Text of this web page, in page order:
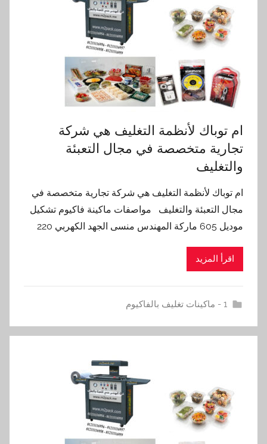
ام توباك لأنظمة التغليف هي شركة
تجارية متخصصة في مجال التعبئة
والتغليف
ام توباك لأنظمة التغليف هي شركة تجارية متخصصة في
مجال التعبئة والتغليف مواصفات ماكينة فاكيوم تشكيل
موديل 605 ماركة المهندس منسى الجهد الكهربي 220
اقرأ المزيد
1 - ماكينات تغليف بالفاكيوم